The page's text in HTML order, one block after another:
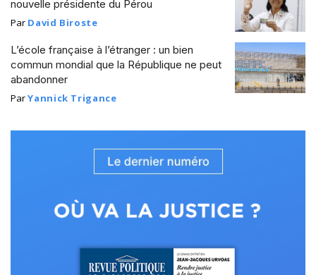
nouvelle présidente du Pérou
Par David Biroste
L’école française à l’étranger : un bien
commun mondial que la République ne peut
abandonner
ParYannick Trigance